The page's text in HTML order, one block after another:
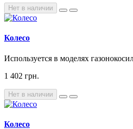
Нет в наличии
Колесо
Используется в моделях
1 402 грн.
Нет в наличии
Колесо